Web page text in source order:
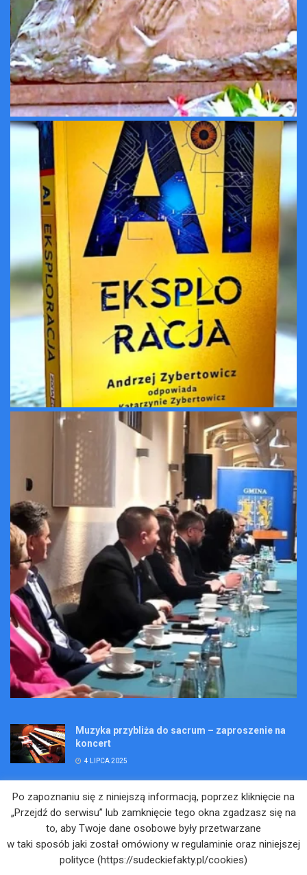
Muzyka przybliża do sacrum – zaproszenie na
koncert
4 LIPCA 2025
Kopalniane Ekspedycje
Adam Maciejczyk: „Chcemy przełamywać
bariery. Nie tylko bólu…”
Po zapoznaniu się z niniejszą informacją, poprzez kliknięcie na
„Przejdź do serwisu” lub zamknięcie tego okna zgadzasz się na
to, aby Twoje dane osobowe były przetwarzane
w taki sposób jaki został omówiony w regulaminie oraz niniejszej
polityce (https://sudeckiefakty.pl/cookies)